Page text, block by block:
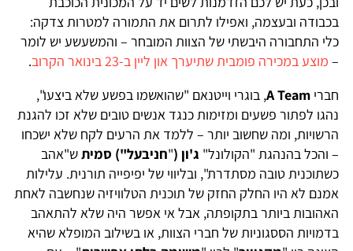
בכבודה ובעצמה, ואפילו לתרום את התמורה למטרות צדקה:
כלי התחבורה היבשתי של הצוות המובחר – והמשעשע יש לומר
– מוצע במכירה פומבית שתיערך און ליין ב-23 בינואר הקרוב
.
חברי A Team, בוגרי וייטנאם "שהואשמו בפשע שלא ביצעו",
נהגו לפתור פשעים ומזימות כנגד אנשים טובים שלא זכו להגנת
הרשויות, ומה שחשוב יותר – ללמד את הרעים לקח שלא ישכחו
– והכל בהנהגת "הקולונל" ג'ון ("חניבעל") סמיתש"אהב
כשתוכנית טובה מסתדרת", ובליווי של יפיפייה תורנית. עלילות
אמנם לא היו החלק החזק של תוכנית הטלוויזיה שנחשבה לאחת
האהובות ביותר בתקופתה, אבל אי אפשר היה שלא להתאהב
בדמויות הססגוניות של חברי הצוות, או בשילוב המופלא שהיא